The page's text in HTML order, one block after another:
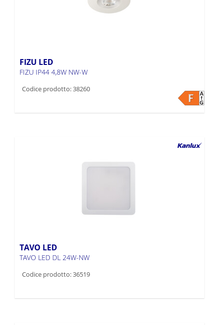
FIZU LED
FIZU IP44 4,8W NW-W
Codice prodotto: 38260
TAVO LED
TAVO LED DL 24W-NW
Codice prodotto: 36519